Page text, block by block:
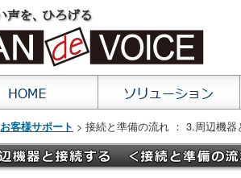
お客様サポート > 接続と準備の流れ ： 3.周辺機器